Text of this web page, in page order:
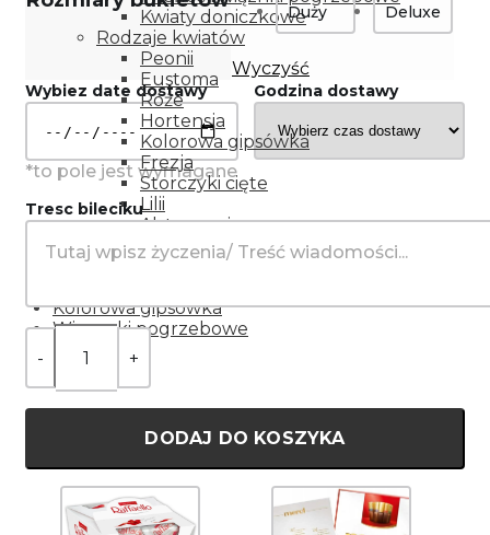
Kwiaty doniczkowe
Rodzaje kwiatów
Peonii
Eustoma
Róże
Hortensja
Kolorowa gipsówka
Frezja
Storczyki cięte
Lilii
Alstromeria
Goździki
Gerbery
Kolorowa gipsówka
Wiązanki pogrzebowe
Duży Deluxe
Wyczyść
Wybiez date dostawy Godzina dostawy
Tresc bileciku
DODAJ DO KOSZYKA